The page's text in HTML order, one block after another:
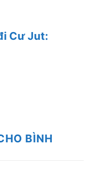
Cư Jut:
BÌNH